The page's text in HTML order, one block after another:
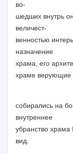
во-
шедших внутрь
величест-
венностью
назначение
храма, его
храме верующие
собирались на
внутреннее
убранство
вид.